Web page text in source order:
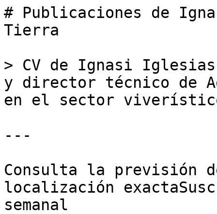
# Publicaciones de
Tierra
> CV de Ignasi
y director técnico de
en el sector
---
Consulta la previsión
localización
semanal